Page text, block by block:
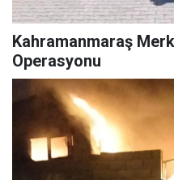
Kahramanmaraş
Operasyonu